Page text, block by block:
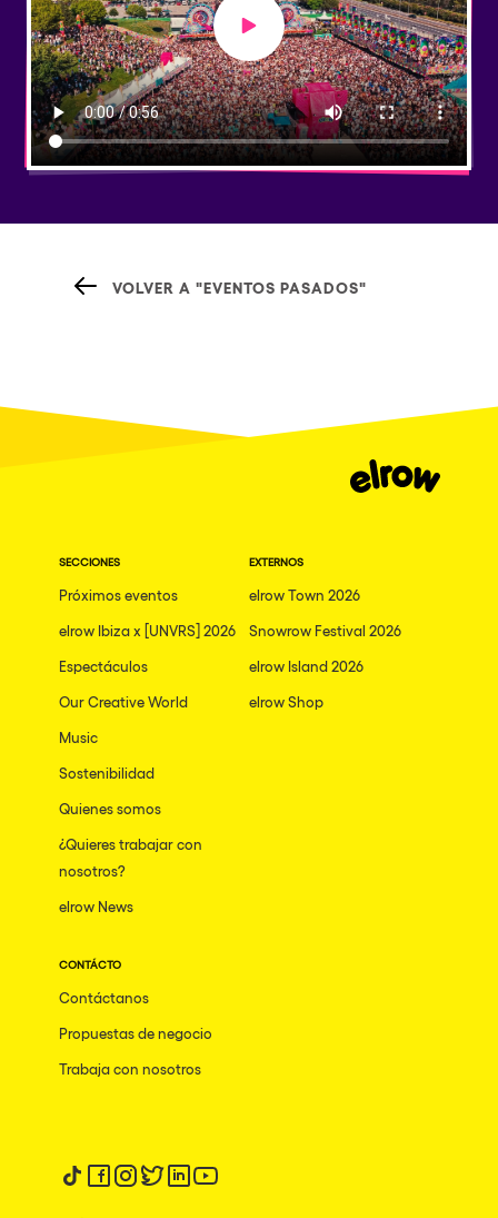
Play video
VOLVER A "EVENTOS PASADOS"
SECCIONES
Próximos eventos
elrow Ibiza x [UNVRS] 2026
Espectáculos
Our Creative World
Music
Sostenibilidad
Quienes somos
¿Quieres trabajar con
nosotros?
elrow News
EXTERNOS
elrow Town 2026
Snowrow Festival 2026
elrow Island 2026
elrow Shop
CONTÁCTO
Contáctanos
Propuestas de negocio
Trabaja con nosotros
Síguenos en tiktok
Síguenos en facebook
Síguenos en instagram
Síguenos en twitter
Síguenos en linkedin
Síguenos en youtube